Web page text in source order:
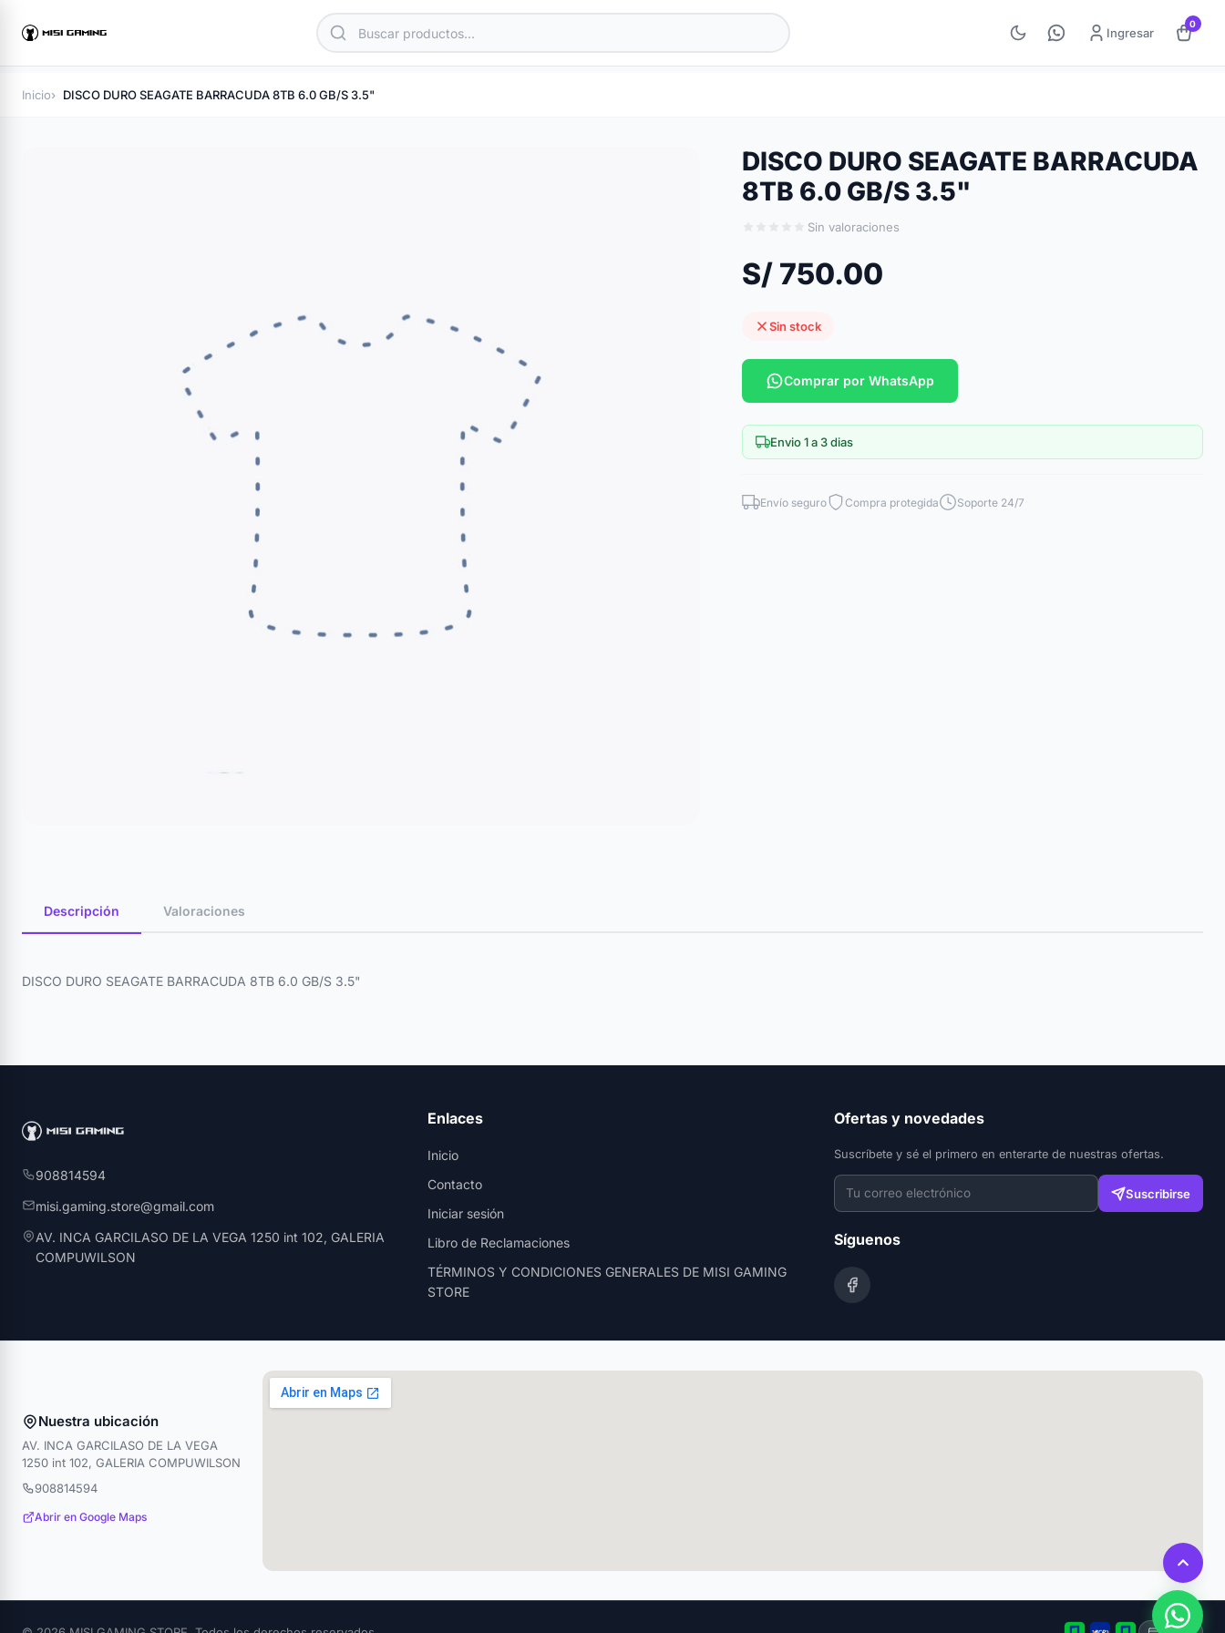
Ingresar
0
Inicio DISCO DURO SEAGATE BARRACUDA 8TB 6.0 GB/S 3.5"
DISCO DURO SEAGATE BARRACUDA
8TB 6.0 GB/S 3.5"
Sin valoraciones
S/ 750.00
Sin stock
Comprar por WhatsApp
Envio 1 a 3 dias
Envío seguro Compra protegida Soporte 24/7
Descripción Valoraciones
DISCO DURO SEAGATE BARRACUDA 8TB 6.0 GB/S 3.5"
908814594
misi.gaming.store@gmail.com
AV. INCA GARCILASO DE LA VEGA 1250 int 102, GALERIA
COMPUWILSON
Enlaces
Inicio
Contacto
Iniciar sesión
Libro de Reclamaciones
TÉRMINOS Y CONDICIONES GENERALES DE MISI GAMING
STORE
Ofertas y novedades
Suscríbete y sé el primero en enterarte de nuestras ofertas.
Suscribirse
Síguenos
Nuestra ubicación
AV. INCA GARCILASO DE LA VEGA
1250 int 102, GALERIA COMPUWILSON
908814594
Abrir en Google Maps